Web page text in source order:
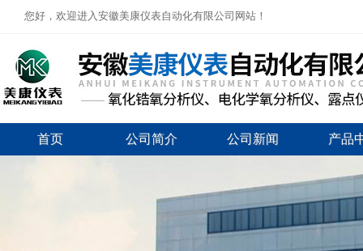
您好，欢迎进入安徽美康仪表自动化有限公司网站！
首页 公司简介 公司新闻 产品